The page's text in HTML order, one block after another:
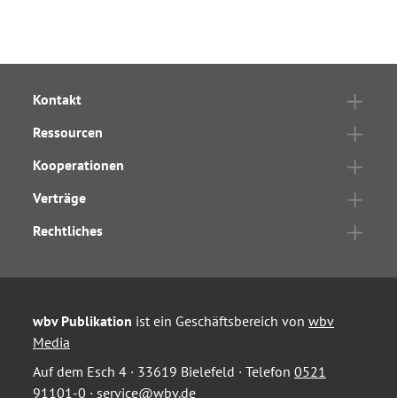
Kontakt
Ressourcen
Kooperationen
Verträge
Rechtliches
wbv Publikation ist ein Geschäftsbereich von wbv
Media
Auf dem Esch 4 · 33619 Bielefeld · Telefon 0521
91101-0 · service@wbv.de